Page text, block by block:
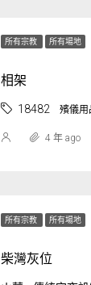
所有宗教 所有場地
相架
18482 殯儀用
4 年 ago
所有宗教 所有場地
柴灣灰位